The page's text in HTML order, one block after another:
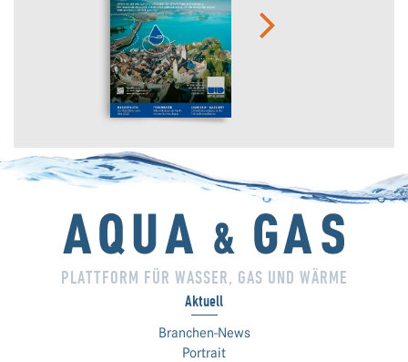
PLATTFORM FÜR WASSER, GAS UND WÄRME
Aktuell
Branchen-News
Portrait